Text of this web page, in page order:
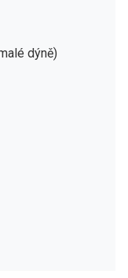
dýně)